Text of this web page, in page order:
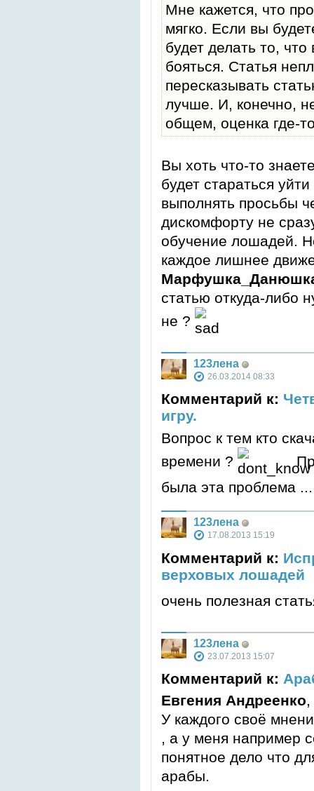
Мне кажется, что
мягко. Если вы
будет делать то,
бояться. Статья
пересказывать
лучше. И, конечно,
общем, оценка где-
Вы хоть что-то
будет стараться
выполнять просьбы
дискомфорту не
обучение лошадей.
каждое лишнее
статью откуда-либо
не ?
123лена
26.03.2014 08:33
Комментарий к:
игру.
Вопрос к тем кто
времени ?
была эта проблема ...
123лена
17.08.2013 15:19
Комментарий к:
верховых лошадей
очень полезная
123лена
23.07.2013 15:07
Комментарий к:
Евгения Андреенко,
У каждого своё
, а у меня например
понятное дело что
арабы.